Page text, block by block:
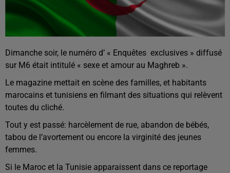
Dimanche soir, le numéro d’ « Enquêtes exclusives » diffusé
sur M6 était intitulé « sexe et amour au Maghreb ».
Le magazine mettait en scène des familles, et habitants
marocains et tunisiens en filmant des situations qui relèvent
toutes du cliché.
Tout y est passé: harcèlement de rue, abandon de bébés,
tabou de l’avortement ou encore la virginité des jeunes
femmes.
Si le Maroc et la Tunisie apparaissent dans ce reportage